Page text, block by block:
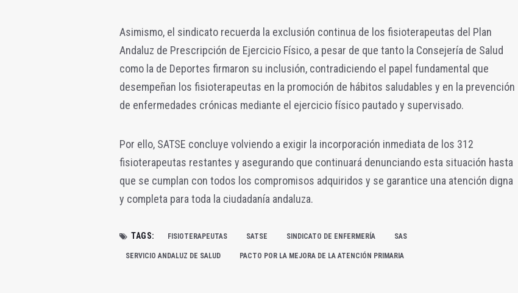
Asimismo, el sindicato recuerda la exclusión continua de los fisioterapeutas del Plan
Andaluz de Prescripción de Ejercicio Físico, a pesar de que tanto la Consejería de Salud
como la de Deportes firmaron su inclusión, contradiciendo el papel fundamental que
desempeñan los fisioterapeutas en la promoción de hábitos saludables y en la prevención
de enfermedades crónicas mediante el ejercicio físico pautado y supervisado.
Por ello, SATSE concluye volviendo a exigir la incorporación inmediata de los 312
fisioterapeutas restantes y asegurando que continuará denunciando esta situación hasta
que se cumplan con todos los compromisos adquiridos y se garantice una atención digna
y completa para toda la ciudadanía andaluza.
TAGS: FISIOTERAPEUTAS SATSE SINDICATO DE ENFERMERÍA SAS
SERVICIO ANDALUZ DE SALUD PACTO POR LA MEJORA DE LA ATENCIÓN PRIMARIA